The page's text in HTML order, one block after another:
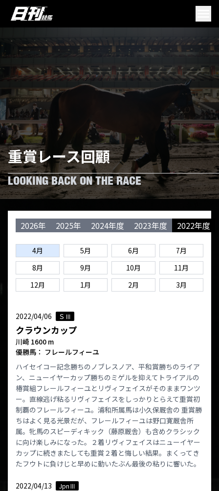
重賞レース回顧
LOOKING BACK ON THE RACE
2026年 2025年 2024年度 2023年度 2022年度
4月 5月 6月
7月
8月
9月 10月
11月
12月
1月 2月 3月
2022/04/06 ＳⅢ
クラウンカップ
川崎 1600 m
優勝馬： フレールフィーユ
ハイセイコー記念勝ちのノブレスノア、平和賞勝ちのライア
ン、ニューイヤーカップ勝ちのミゲルを抑えてトライアルの
椿賞組フレールフィーユとリヴィフェイスがそのままワンツ
ー。直線逃げ粘るリヴィフェイスをしっかりとらえて重賞初
制覇のフレールフィーユ。浦和所属馬は小久保厩舎の 重賞勝
ちはよく見る光景だが、フレールフィーユは野口寛厩舎所
属。牝馬のスピーディキック（藤原厩舎）も含めクラシック
に向け楽しみになった。２着リヴィフェイスはニューイヤー
カップに続きまたしても重賞２着と悔しい結果。まくってき
たフウトに負けじと早めに動いたぶん最後の粘りに響いた。
2022/04/13 JpnⅢ